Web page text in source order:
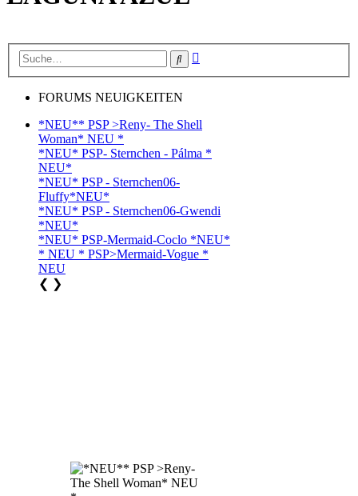
Suche
FORUMS NEUIGKEITEN
*NEU** PSP >Reny- The Shell
Woman* NEU *
*NEU* PSP- Sternchen - Pálma *
NEU*
*NEU* PSP - Sternchen06-
Fluffy*NEU*
*NEU* PSP - Sternchen06-Gwendi
*NEU*
*NEU* PSP-Mermaid-Coclo *NEU*
* NEU * PSP>Mermaid-Vogue *
NEU
❮ ❯